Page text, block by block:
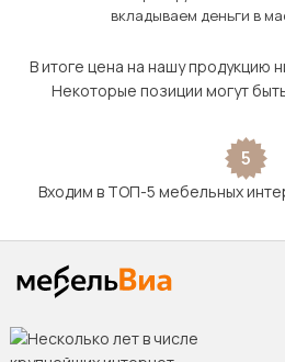
вкладываем деньги в
В итоге цена на нашу продукцию
Некоторые позиции могут
5
Входим в ТОП-5 мебельных